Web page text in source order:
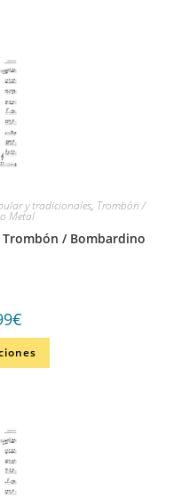
y tradicionales, Trombón /
Metal
/ Bombardino
€